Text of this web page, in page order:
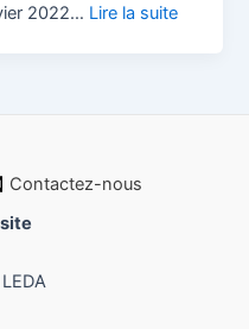
2022… Lire la suite
Contactez-nous